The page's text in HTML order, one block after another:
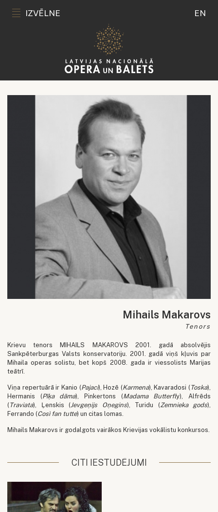
IZVĒLNE EN
Mihails Makarovs
Tenors
Krievu tenors MIHAILS MAKAROVS 2001. gadā absolvējis
Sankpēterburgas Valsts konservatoriju. 2001. gadā viņš kļuvis par
Mihaila operas solistu, bet kopš 2008. gada ir viessolists Marijas
teātrī.
Viņa repertuārā ir Kanio (Pajaci), Hozē (Karmena), Kavaradosi (Toska),
Hermanis (Pīķa dāma), Pinkertons (Madama Butterfly), Alfrēds
(Traviata), Ļenskis (Jevgeņijs Oņegins), Turidu (Zemnieka gods),
Ferrando (Così fan tutte) un citas lomas.
Mihails Makarovs ir godalgots vairākos Krievijas vokālistu konkursos.
CITI IESTUDĒJUMI